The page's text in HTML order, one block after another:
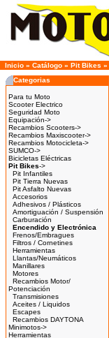
Inicio » Catálogo » Pit Bikes »
Categorias
Para tu Moto
Scooter Electrico
Seguridad Moto
Equipación->
Recambios Scooters->
Recambios Maxiscooter->
Recambios Motocicleta->
SUMCO->
Bicicletas Eléctricas
Pit Bikes->
Pit Infantiles
Pit Tierra Nuevas
Pit Asfalto Nuevas
Accesorios
Adhesivos / Plásticos
Amortiguación / Suspensión
Carburación
Encendido y Electrónica
Frenos/Embragues
Filtros / Cornetines
Herramientas
Llantas/Neumáticos
Manillares
Motores
Recambios Motor/
Potenciación
Transmisiones
Aceites / Liquidos
Escapes
Recambios DAYTONA
Minimotos->
Herramientas